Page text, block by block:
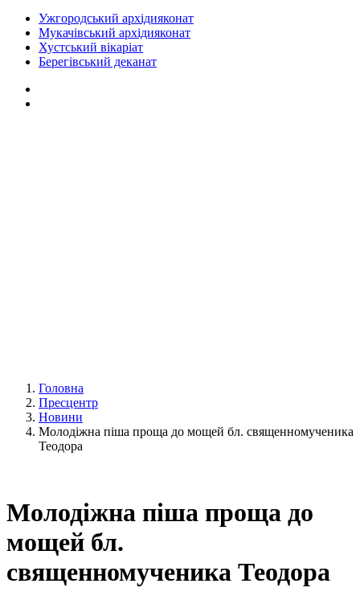
Ужгородський архідияконат
Мукачівський архідияконат
Хустський вікаріат
Берегівський деканат
Головна
Пресцентр
Новини
Молодіжна піша проща до мощей бл. священномученика
Теодора
Молодіжна піша проща до
мощей бл.
священномученика Теодора